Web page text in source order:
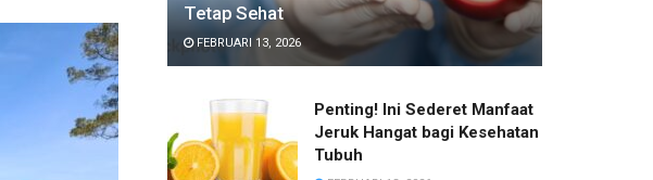
Tetap Sehat
FEBRUARI 13, 2026
Penting! Ini Sederet Manfaat
Jeruk Hangat bagi Kesehatan
Tubuh